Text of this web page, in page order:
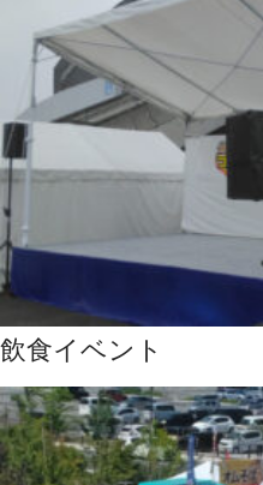
飲食イベント